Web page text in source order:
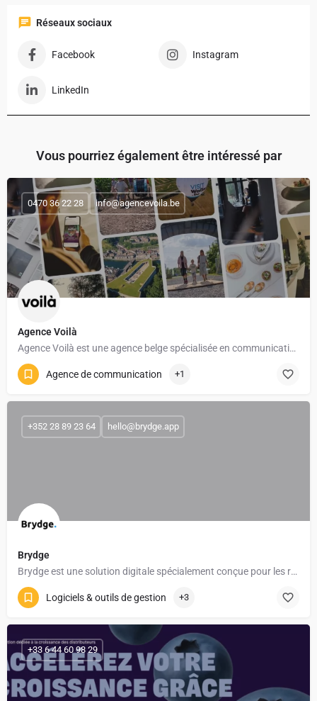
Réseaux sociaux
Facebook Instagram
LinkedIn
Vous pourriez également être intéressé par
Agence Voilà
Agence Voilà est une agence belge spécialisée en communication digitale et marketing pour l’horeca et le…
0470 36 22 28 info@agencevoila.be
Agence de communication +1
Brydge
Brydge est une solution digitale spécialement conçue pour les restaurants, hôtels et établissements horeca…
+352 28 89 23 64 hello@brydge.app
Logiciels & outils de gestion +3
+33 6 44 60 98 29